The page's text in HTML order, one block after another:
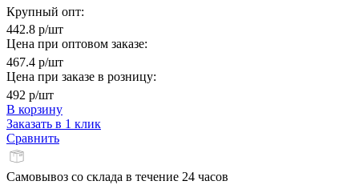
Крупный опт:
442.8 р/шт
Цена при оптовом заказе:
467.4 р/шт
Цена при заказе в розницу:
492 р/шт
В корзину
Заказать в 1 клик
Сравнить
Самовывоз со склада в течение 24 часов